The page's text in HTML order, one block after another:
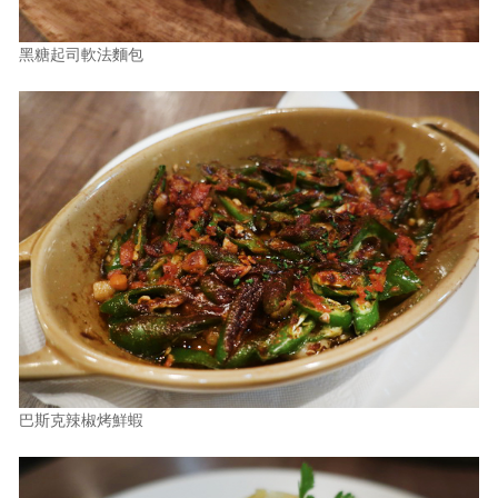
黑糖起司軟法麵包
巴斯克辣椒烤鮮蝦